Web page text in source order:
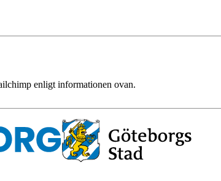
enligt informationen ovan.